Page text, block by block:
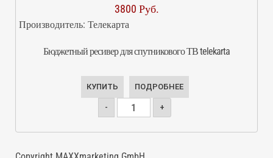
3800 Руб.
Производитель: Телекарта
Бюджетный ресивер для спутникового ТВ telekarta
КУПИТЬ ПОДРОБНЕЕ
- +